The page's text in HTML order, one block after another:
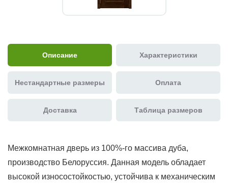
Описание Характеристики
Нестандартные размеры Оплата
Доставка Таблица размеров
Межкомнатная дверь из 100%-го массива дуба,
производство Белоруссия. Данная модель обладает
высокой износостойкостью, устойчива к механическим